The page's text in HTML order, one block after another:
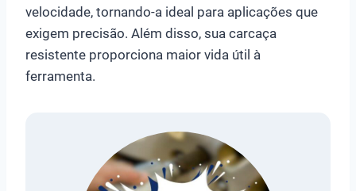
velocidade, tornando-a ideal para aplicações que
exigem precisão. Além disso, sua carcaça
resistente proporciona maior vida útil à
ferramenta.